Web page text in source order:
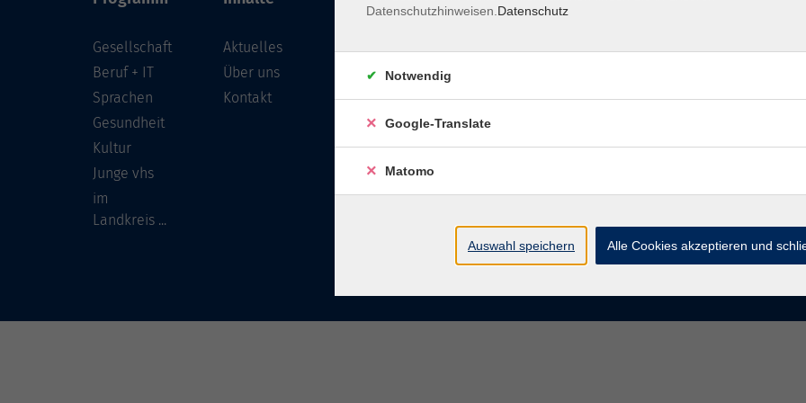
Gesellschaft
Beruf + IT
Sprachen
Gesundheit
Kultur
Junge vhs
im
Landkreis ...
Aktuelles
Über uns
Kontakt
96450 Coburg
info@vhs-coburg.de
Tel: 09561 8825-0
Datenschutzhinweisen. Datenschutz
Notwendig
Google-Translate
Matomo
Auswahl speichern Alle Cookies akzeptieren und